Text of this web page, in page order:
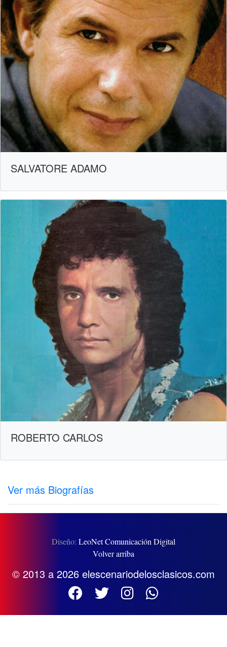
SALVATORE ADAMO
ROBERTO CARLOS
Ver más Biografías
Diseño: LeoNet Comunicación Digital
Volver arriba
© 2013 a 2026 elescenariodelosclasicos.com